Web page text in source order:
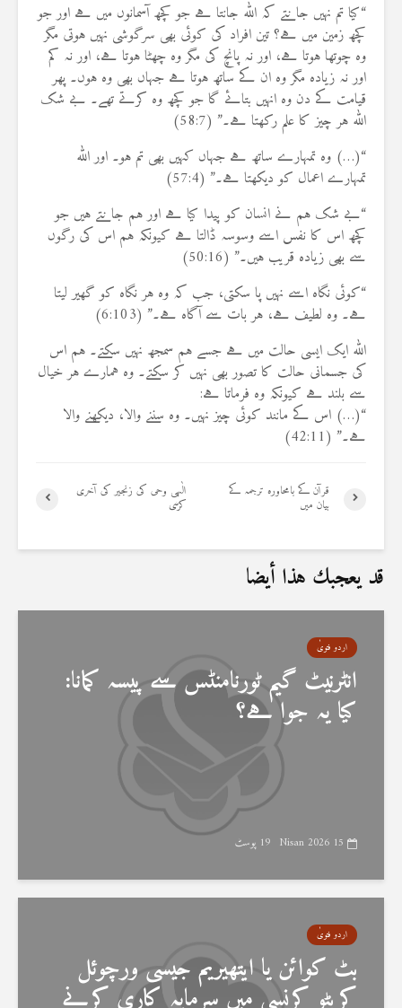
“کیا تم نہیں جانتے کہ اللہ جانتا ہے جو کچھ آسمانوں میں ہے اور جو
کچھ زمین میں ہے؟ تین افراد کی کوئی بھی سرگوشی نہیں ہوتی مگر
وہ چوتھا ہوتا ہے، اور نہ پانچ کی مگر وہ چھٹا ہوتا ہے، اور نہ کم
اور نہ زیادہ مگر وہ ان کے ساتھ ہوتا ہے جہاں بھی وہ ہوں۔ پھر
قیامت کے دن وہ انہیں بتائے گا جو کچھ وہ کرتے تھے۔ بے شک
اللہ ہر چیز کا علم رکھتا ہے۔” (58:7)
“(…) وہ تمہارے ساتھ ہے جہاں کہیں بھی تم ہو۔ اور اللہ
تمہارے اعمال کو دیکھتا ہے۔” (57:4)
“بے شک ہم نے انسان کو پیدا کیا ہے اور ہم جانتے ہیں جو
کچھ اس کا نفس اسے وسوسہ ڈالتا ہے کیونکہ ہم اس کی رگوں
سے بھی زیادہ قریب ہیں۔” (50:16)
“کوئی نگاہ اسے نہیں پا سکتی، جب کہ وہ ہر نگاہ کو گھیر لیتا
ہے۔ وہ لطیف ہے، ہر بات سے آگاہ ہے۔” (6:103)
اللہ ایک ایسی حالت میں ہے جسے ہم سمجھ نہیں سکتے۔ ہم اس
کی جسمانی حالت کا تصور بھی نہیں کر سکتے۔ وہ ہمارے ہر خیال
سے بلند ہے کیونکہ وہ فرماتا ہے:
“(…) اس کے مانند کوئی چیز نہیں۔ وہ سننے والا، دیکھنے والا
ہے۔” (42:11)
الٰہی وحی کی زنجیر کی آخری
کڑی
قرآن کے بامحاورہ ترجمہ کے
بیان میں
قد يعجبك هذا أيضا
اردو فتویٰ
انٹرنیٹ گیم ٹورنامنٹس سے پیسہ کمانا:
کیا یہ جوا ہے؟
15 Nisan 2026 19 پوسٹ
اردو فتویٰ
بٹ کوائن یا ایتھیریم جیسی ورچوئل
کرپٹو کرنسی میں سرمایہ کاری کرنے